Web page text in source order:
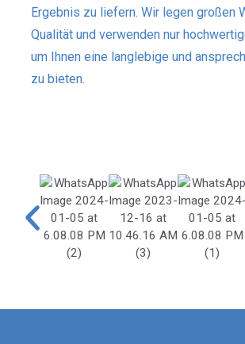
Ergebnis zu liefern. Wir legen großen
Qualität und verwenden nur
um Ihnen eine langlebige und
zu bieten.